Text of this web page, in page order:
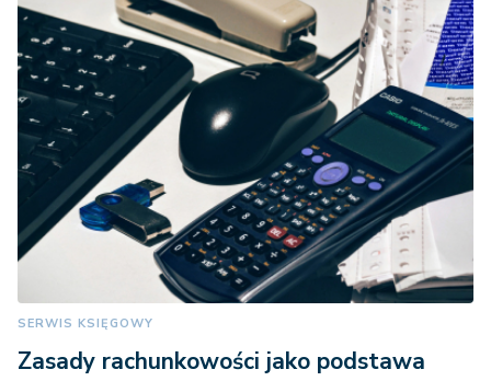
SERWIS KSIĘGOWY
Zasady rachunkowości jako podstawa